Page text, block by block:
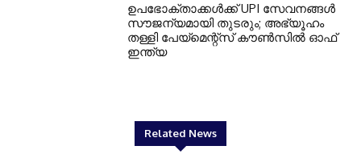
ഉപഭോക്താക്കള്‍ക്ക് UPI സേവനങ്ങള്‍
സൗജന്യമായി തുടരും; അഭ്യൂഹം
തള്ളി പേയ്മെന്റ്‌സ് കൗണ്‍സില്‍ ഓഫ്
ഇന്ത്യ
Related News